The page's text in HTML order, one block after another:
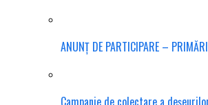
ANUNȚ DE PARTICIPARE –
Campanie de colectare a